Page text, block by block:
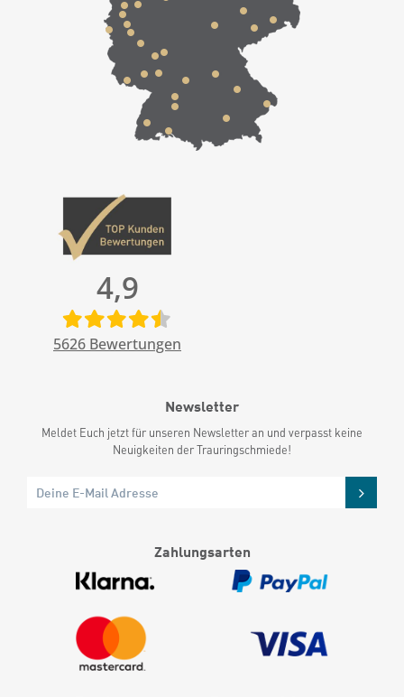
4,9
5626 Bewertungen
Newsletter
Meldet Euch jetzt für unseren Newsletter an und verpasst keine
Neuigkeiten der Trauringschmiede!
Zahlungsarten